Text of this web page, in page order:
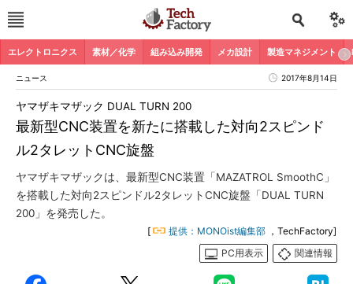
エレクトロニクス 素材／化学 組み込み開発 メカ設計 製造マネジメント
ニュース 2017年8月14日
最新型CNC装置を新たに搭載した対向2スピンド
ル2タレットCNC旋盤
ヤマザキマザック DUAL TURN 200
ヤマザキマザックは、最新型CNC装置「MAZATROL SmoothC」
を搭載した対向2スピンドル2タレットCNC旋盤「DUAL TURN
200」を発売した。
[ 提供：MONOist編集部 ，TechFactory]
PC用表示
関連情報